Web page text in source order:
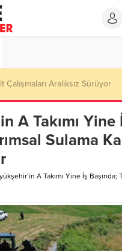
Geçiş Tercih ve
– Nefes Gazetesi –
A Takımı Yine
Sulama
A Takımı Yine İş Başında;